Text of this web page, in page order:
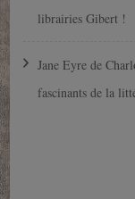
librairies Gibert !
Jane Eyre de
fascinants de la